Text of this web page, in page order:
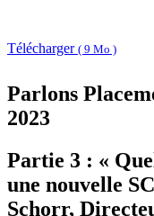
Télécharger ( 9 Mo )
Parlons
2023
Partie 3 : «
une nouvelle
Schorr,